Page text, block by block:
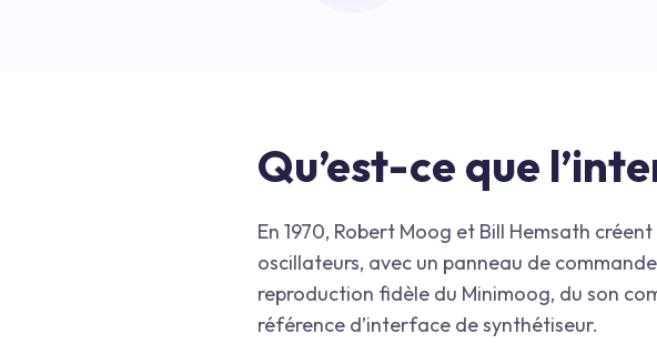
Qu’est-ce que
En 1970, Robert Moog et Bill Hemsath
oscillateurs, avec un panneau de
reproduction fidèle du Minimoog, du son
référence d’interface de synthétiseur.